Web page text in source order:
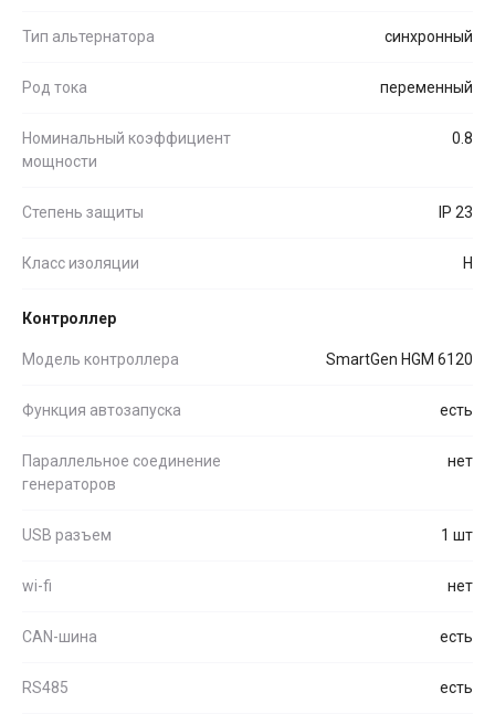
Тип альтернатора синхронный
Род тока переменный
Номинальный коэффициент
мощности
0.8
Степень защиты IP 23
Класс изоляции H
Контроллер
Модель контроллера SmartGen HGM 6120
Функция автозапуска есть
Параллельное соединение
генераторов
нет
USB разъем 1 шт
wi-fi нет
CAN-шина есть
RS485 есть